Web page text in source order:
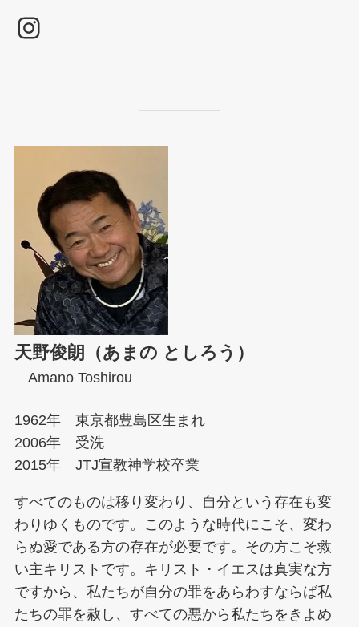
Instagram
天野俊朗（あまの としろう）
Amano Toshirou
1962年 東京都豊島区生まれ
2006年 受洗
2015年 JTJ宣教神学校卒業
すべてのものは移り変わり、自分という存在も変
わりゆくものです。このような時代にこそ、変わ
らぬ愛である方の存在が必要です。その方こそ救
い主キリストです。キリスト・イエスは真実な方
ですから、私たちが自分の罪をあらわすならば私
たちの罪を赦し、すべての悪から私たちをきよめ